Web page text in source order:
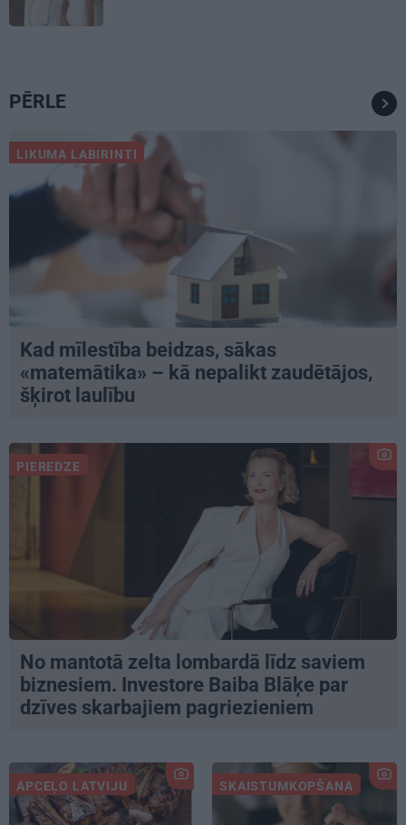
PĒRLE
LIKUMA LABIRINTI
Kad mīlestība beidzas, sākas
«matemātika» – kā nepalikt zaudētājos,
šķirot laulību
PIEREDZE
No mantotā zelta lombardā līdz saviem
biznesiem. Investore Baiba Blāķe par
dzīves skarbajiem pagriezieniem
APCEĻO LATVIJU SKAISTUMKOPŠANA